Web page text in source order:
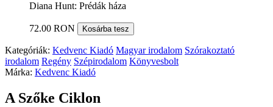
Diana Hunt: Prédák háza
72.00 RON Kosárba tesz
Kategóriák: Kedvenc Kiadó Magyar irodalom Szórakoztató
irodalom Regény Szépirodalom Könyvesbolt
Márka: Kedvenc Kiadó
A Szőke Ciklon